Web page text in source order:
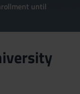
until